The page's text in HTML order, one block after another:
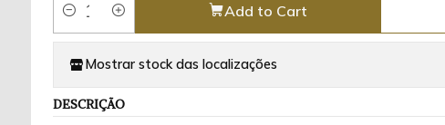
Quantity
Add to Cart
Mostrar stock das localizações
DESCRIÇÃO